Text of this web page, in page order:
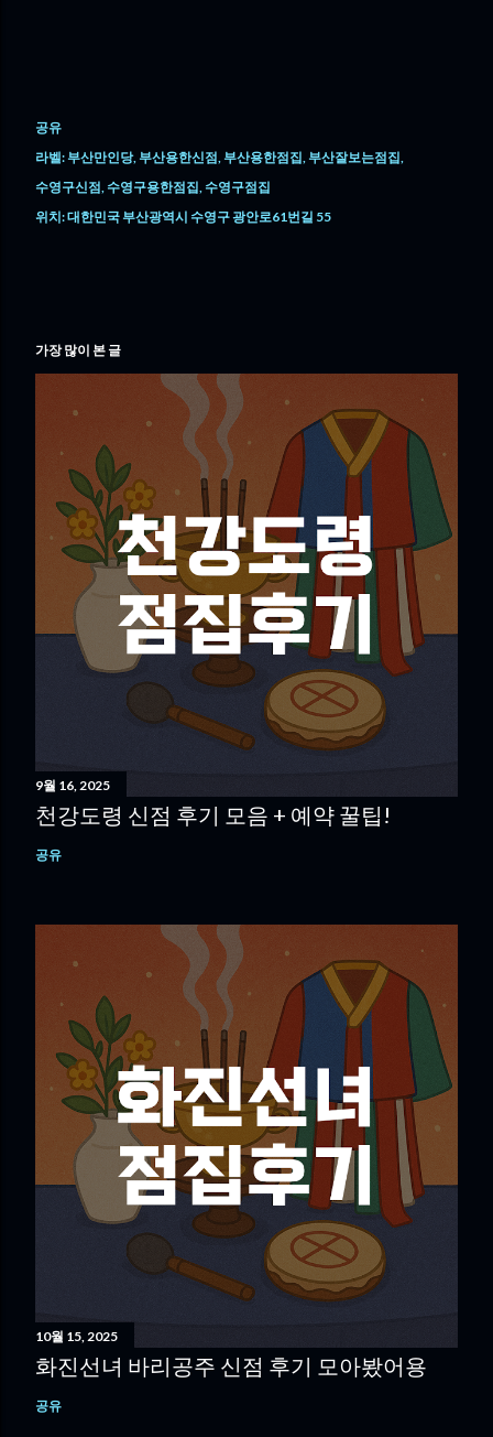
공유
라벨: 부산만인당 부산용한신점 부산용한점집 부산잘보는점집
수영구신점 수영구용한점집 수영구점집
위치:대한민국 부산광역시 수영구 광안로61번길 55
가장 많이 본 글
9월 16, 2025
천강도령 신점 후기 모음 + 예약 꿀팁!
공유
10월 15, 2025
화진선녀 바리공주 신점 후기 모아봤어용
공유